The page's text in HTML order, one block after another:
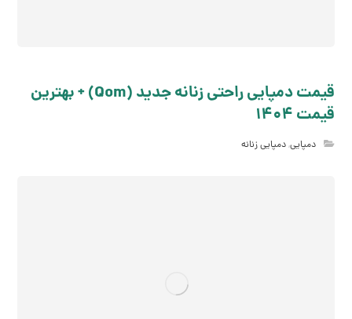
قیمت دمپایی راحتی زنانه جدید (Qom) + بهترین
قیمت 1404
دمپایی,دمپایی زنانه